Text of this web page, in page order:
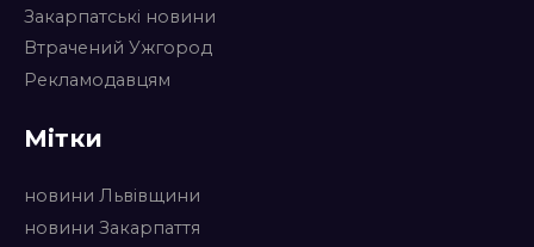
Закарпатські новини
Втрачений Ужгород
Рекламодавцям
Мітки
новини Львівщини
новини Закарпаття